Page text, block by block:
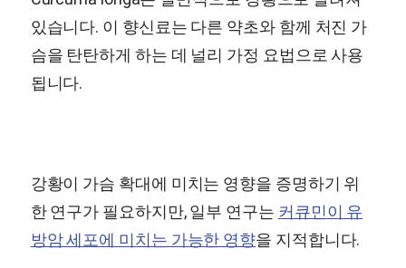
있습니다. 이 향신료는 다른 약초와 함께 처진 가
슴을 탄탄하게 하는 데 널리 가정 요법으로 사용
됩니다.
강황이 가슴 확대에 미치는 영향을 증명하기 위
한 연구가 필요하지만, 일부 연구는 커큐민이 유
방암 세포에 미치는 가능한 영향을 지적합니다.